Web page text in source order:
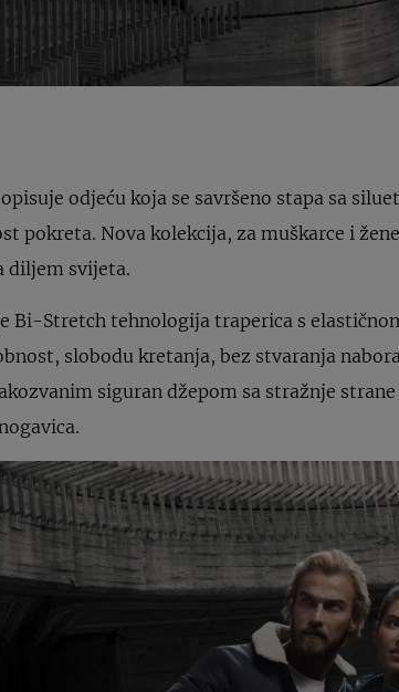
odjeću koja se savršeno stapa sa
pokreta. Nova kolekcija, za muškarce i
diljem svijeta.
Bi-Stretch tehnologija traperica s
slobodu kretanja, bez stvaranja
siguran džepom sa stražnje